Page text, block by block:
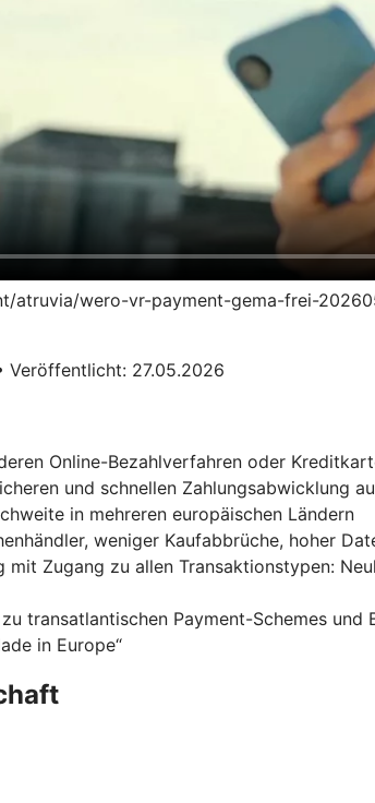
atruvia/wero-vr-payment-gema-frei-
Veröffentlicht: 27.05.2026
Online-Bezahlverfahren oder
und schnellen Zahlungsabwicklung
in mehreren europäischen Ländern
weniger Kaufabbrüche, hoher
mit Zugang zu allen Transaktionstypen:
transatlantischen Payment-Schemes und
in Europe“